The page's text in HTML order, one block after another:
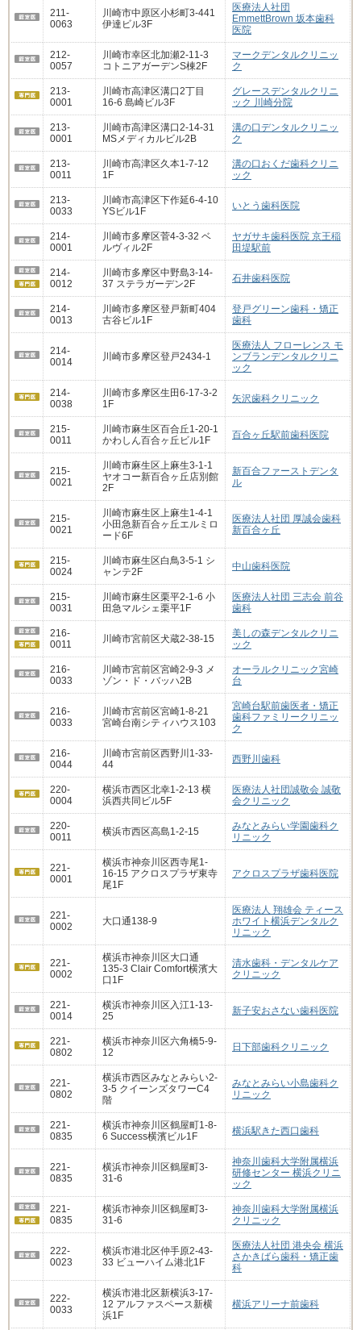
211-
0063
川崎市中原区小杉町3-441
伊達ビル3F
医療法人社団
EmmettBrown 坂本歯科
医院
212-
0057
川崎市幸区北加瀬2-11-3
コトニアガーデンS棟2F
マークデンタルクリニッ
ク
213-
0001
川崎市高津区溝口2丁目
16-6 島崎ビル3F
グレースデンタルクリニ
ック 川崎分院
213-
0001
川崎市高津区溝口2-14-31
MSメディカルビル2B
溝の口デンタルクリニッ
ク
213-
0011
川崎市高津区久本1-7-12
1F
溝の口おくだ歯科クリニ
ック
213-
0033
川崎市高津区下作延6-4-10
YSビル1F
いとう歯科医院
214-
0001
川崎市多摩区菅4-3-32 ベ
ルヴィル2F
ヤガサキ歯科医院 京王稲
田堤駅前
214-
0012
川崎市多摩区中野島3-14-
37 ステラガーデン2F
石井歯科医院
214-
0013
川崎市多摩区登戸新町404
古谷ビル1F
登戸グリーン歯科・矯正
歯科
214-
0014
川崎市多摩区登戸2434-1
医療法人 フローレンス モ
ンブランデンタルクリニ
ック
214-
0038
川崎市多摩区生田6-17-3-2
1F
矢沢歯科クリニック
215-
0011
川崎市麻生区百合丘1-20-1
かわしん百合ヶ丘ビル1F
百合ヶ丘駅前歯科医院
215-
0021
川崎市麻生区上麻生3-1-1
ヤオコー新百合ヶ丘店別館
2F
新百合ファーストデンタ
ル
215-
0021
川崎市麻生区上麻生1-4-1
小田急新百合ヶ丘エルミロ
ード6F
医療法人社団 厚誠会歯科
新百合ヶ丘
215-
0024
川崎市麻生区白鳥3-5-1 シ
ャンテ2F
中山歯科医院
215-
0031
川崎市麻生区栗平2-1-6 小
田急マルシェ栗平1F
医療法人社団 三志会 前谷
歯科
216-
0011
川崎市宮前区犬蔵2-38-15
美しの森デンタルクリニ
ック
216-
0033
川崎市宮前区宮崎2-9-3 メ
ゾン・ド・バッハ2B
オーラルクリニック宮崎
台
216-
0033
川崎市宮前区宮崎1-8-21
宮崎台南シティハウス103
宮崎台駅前歯医者・矯正
歯科ファミリークリニッ
ク
216-
0044
川崎市宮前区西野川1-33-
44
西野川歯科
220-
0004
横浜市西区北幸1-2-13 横
浜西共同ビル5F
医療法人社団誠敬会 誠敬
会クリニック
220-
0011
横浜市西区高島1-2-15
みなとみらい学園歯科ク
リニック
221-
0001
横浜市神奈川区西寺尾1-
16-15 アクロスプラザ東寺
尾1F
アクロスプラザ歯科医院
221-
0002
大口通138-9
医療法人 翔雄会 ティース
ホワイト横浜デンタルク
リニック
221-
0002
横浜市神奈川区大口通
135-3 Clair Comfort横濱大
口1F
清水歯科・デンタルケア
クリニック
221-
0014
横浜市神奈川区入江1-13-
25
新子安おさない歯科医院
221-
0802
横浜市神奈川区六角橋5-9-
12
日下部歯科クリニック
221-
0802
横浜市西区みなとみらい2-
3-5 クイーンズタワーC4
階
みなとみらい小島歯科ク
リニック
221-
0835
横浜市神奈川区鶴屋町1-8-
6 Success横濱ビル1F
横浜駅きた西口歯科
221-
0835
横浜市神奈川区鶴屋町3-
31-6
神奈川歯科大学附属横浜
研修センター 横浜クリニ
ック
221-
0835
横浜市神奈川区鶴屋町3-
31-6
神奈川歯科大学附属横浜
クリニック
222-
0023
横浜市港北区仲手原2-43-
33 ビューハイム港北1F
医療法人社団 港央会 横浜
さかきばら歯科・矯正歯
科
222-
0033
横浜市港北区新横浜3-17-
12 アルファスペース新横
浜1F
横浜アリーナ前歯科